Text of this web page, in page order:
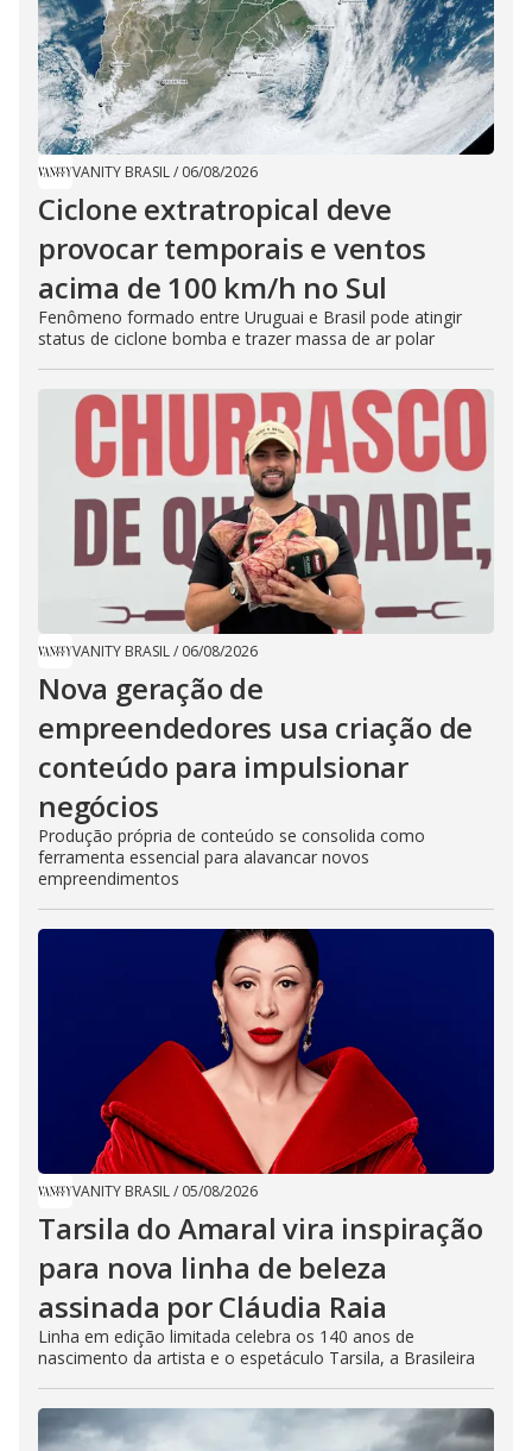
VANITY BRASIL/ 06/08/2026
Ciclone extratropical deve
provocar temporais e ventos
acima de 100 km/h no Sul
Fenômeno formado entre Uruguai e Brasil pode atingir
status de ciclone bomba e trazer massa de ar polar
VANITY BRASIL/ 06/08/2026
Nova geração de
empreendedores usa criação de
conteúdo para impulsionar
negócios
Produção própria de conteúdo se consolida como
ferramenta essencial para alavancar novos
empreendimentos
VANITY BRASIL/ 05/08/2026
Tarsila do Amaral vira inspiração
para nova linha de beleza
assinada por Cláudia Raia
Linha em edição limitada celebra os 140 anos de
nascimento da artista e o espetáculo Tarsila, a Brasileira